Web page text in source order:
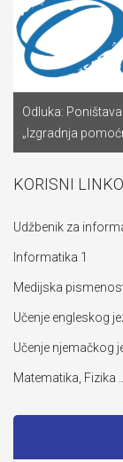
Odluka:
„Izgradnja
KORISNI
Udžbenik za
Informatika 1
Medijska
Učenje engleskog
Učenje njemačkog
Matematika, Fizika